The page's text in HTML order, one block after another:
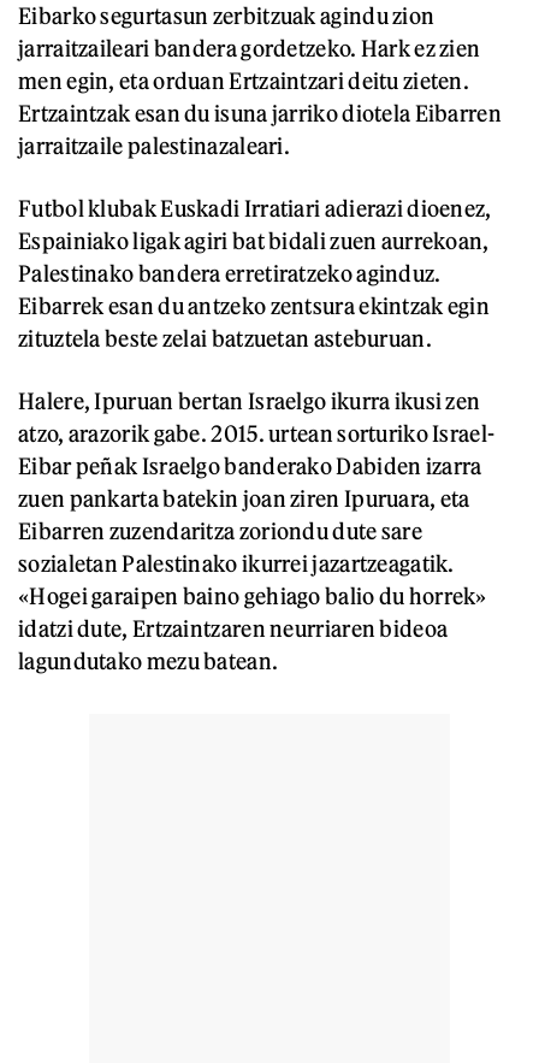
Eibarko segurtasun zerbitzuak agindu zion
jarraitzaileari bandera gordetzeko. Hark ez zien
men egin, eta orduan Ertzaintzari deitu zieten.
Ertzaintzak esan du isuna jarriko diotela Eibarren
jarraitzaile palestinazaleari.
Futbol klubak Euskadi Irratiari adierazi dioenez,
Espainiako ligak agiri bat bidali zuen aurrekoan,
Palestinako bandera erretiratzeko aginduz.
Eibarrek esan du antzeko zentsura ekintzak egin
zituztela beste zelai batzuetan asteburuan.
Halere, Ipuruan bertan Israelgo ikurra ikusi zen
atzo, arazorik gabe. 2015. urtean sorturiko Israel-
Eibar peñak Israelgo banderako Dabiden izarra
zuen pankarta batekin joan ziren Ipuruara, eta
Eibarren zuzendaritza zoriondu dute sare
sozialetan Palestinako ikurrei jazartzeagatik.
«Hogei garaipen baino gehiago balio du horrek»
idatzi dute, Ertzaintzaren neurriaren bideoa
lagundutako mezu batean.